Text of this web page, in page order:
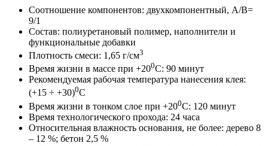
Соотношение компонентов: двухкомпонентный, А/В=
9/1
Состав: полиуретановый полимер, наполнители и
функциональные добавки
Плотность смеси: 1,65 г/см3
Время жизни в массе при +200С: 90 минут
Рекомендуемая рабочая температура нанесения клея:
(+15 ÷ +30)0C
Время жизни в тонком слое при +200C: 120 минут
Время технологического прохода: 24 часа
Относительная влажность основания, не более: дерево 8
– 12 %; бетон 2,5 %